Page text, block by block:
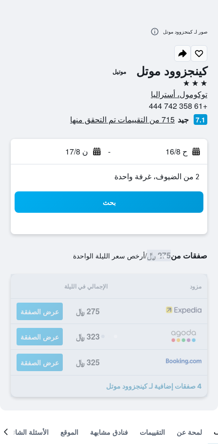
كينجزوود موتل موتيل
3 نجوم
توكومول، أستراليا
+61 358 742 444
7.1 جيد 715 من التقييمات تم التحقق منها
ح 16/8 - ن 17/8
2 من الضيوف، غرفة واحدة
بحث
صفقات من275 ﷼ /أرخص سعر الليلة الواحدة
مزود الإجمالي في الليلة
275 ﷼ عرض الصفقة
323 ﷼ عرض الصفقة
325 ﷼ عرض الصفقة
4 صفقات إضافية لـ كينجزوود موتل
صور لـ كينجزوود موتل
لمحة عن التقييمات فنادق مشابهة الموقع الأسئلة الشائعة